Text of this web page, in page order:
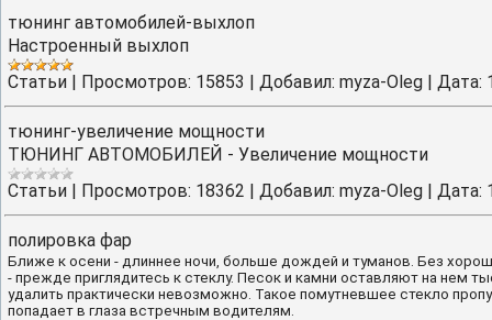
тюнинг автомобилей-выхлоп
Настроенный выхлоп
Cтатьи | Просмотров: 15853 | Добавил: myza-Oleg | Дата:
тюнинг-увеличение мощности
ТЮНИНГ АВТОМОБИЛЕЙ - Увеличение мощности
Cтатьи | Просмотров: 18362 | Добавил: myza-Oleg | Дата:
полировка фар
Ближе к осени - длиннее ночи, больше дождей и туманов. Без
- прежде приглядитесь к стеклу. Песок и камни оставляют на нем
удалить практически невозможно. Такое помутневшее стекло
попадает в глаза встречным водителям.